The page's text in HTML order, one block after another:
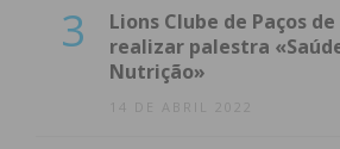
3
Lions Clube de Paços
realizar palestra
Nutrição»
14 DE ABRIL 2022